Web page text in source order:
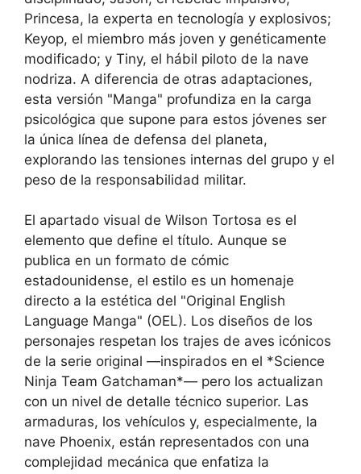
Princesa, la experta en tecnología y explosivos;
Keyop, el miembro más joven y genéticamente
modificado; y Tiny, el hábil piloto de la nave
nodriza. A diferencia de otras adaptaciones,
esta versión "Manga" profundiza en la carga
psicológica que supone para estos jóvenes ser
la única línea de defensa del planeta,
explorando las tensiones internas del grupo y el
peso de la responsabilidad militar.
El apartado visual de Wilson Tortosa es el
elemento que define el título. Aunque se
publica en un formato de cómic
estadounidense, el estilo es un homenaje
directo a la estética del "Original English
Language Manga" (OEL). Los diseños de los
personajes respetan los trajes de aves icónicos
de la serie original —inspirados en el *Science
Ninja Team Gatchaman*— pero los actualizan
con un nivel de detalle técnico superior. Las
armaduras, los vehículos y, especialmente, la
nave Phoenix, están representados con una
complejidad mecánica que enfatiza la